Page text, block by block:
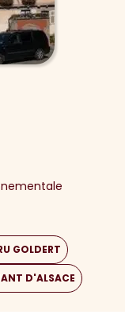
GOLDERT
D'ALSACE